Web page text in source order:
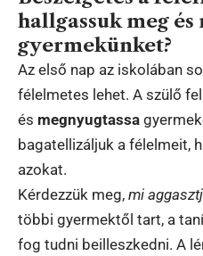
hallgassuk meg és
gyermekünket?
Az első nap az iskolában
félelmetes lehet. A szülő
és megnyugtassa
bagatellizáljuk a félelmeit,
azokat.
Kérdezzük meg, mi
többi gyermektől tart, a
fog tudni beilleszkedni. A